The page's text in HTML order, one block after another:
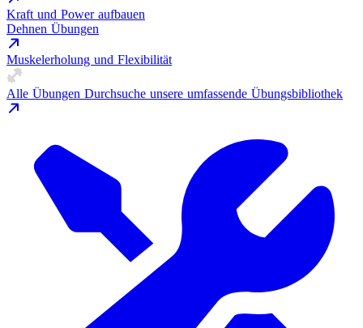
Kraft und Power aufbauen
Dehnen Übungen
Muskelerholung und Flexibilität
Alle Übungen Durchsuche unsere umfassende Übungsbibliothek